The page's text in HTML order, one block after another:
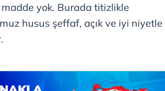
yok. Burada titizlikle
husus şeffaf, açık ve iyi niyetle